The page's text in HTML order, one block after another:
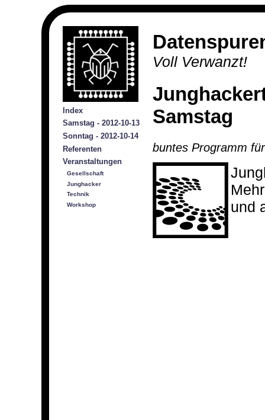
Index
Samstag - 2012-10-13
Sonntag - 2012-10-14
Referenten
Veranstaltungen
Gesellschaft
Junghacker
Technik
Workshop
Voll Verwanzt!
Samstag
buntes Programm
und